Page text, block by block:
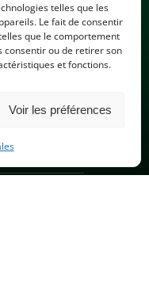
telles que les
Le fait de consentir
que le comportement
consentir ou de retirer son
et fonctions.
Voir les préférences